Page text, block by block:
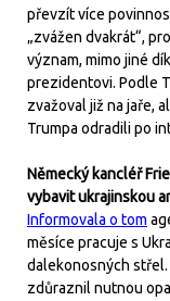
převzít více
„zvážen dvakrát“,
význam, mimo jiné
prezidentovi. Podle
zvažoval již na jaře,
Trumpa odradili po
Německý kancléř
vybavit ukrajinskou
Informovala o tom
měsíce pracuje s
dalekonosných střel.
zdůraznil nutnou